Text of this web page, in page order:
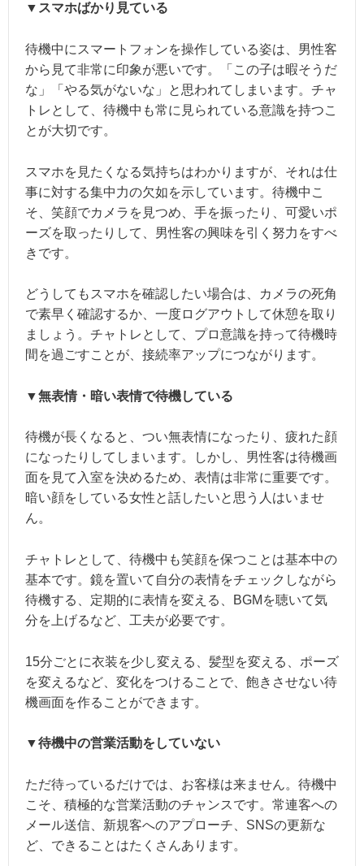
▼スマホばかり見ている
待機中にスマートフォンを操作している姿は、男性客
から見て非常に印象が悪いです。「この子は暇そうだ
な」「やる気がないな」と思われてしまいます。チャ
トレとして、待機中も常に見られている意識を持つこ
とが大切です。
スマホを見たくなる気持ちはわかりますが、それは仕
事に対する集中力の欠如を示しています。待機中こ
そ、笑顔でカメラを見つめ、手を振ったり、可愛いポ
ーズを取ったりして、男性客の興味を引く努力をすべ
きです。
どうしてもスマホを確認したい場合は、カメラの死角
で素早く確認するか、一度ログアウトして休憩を取り
ましょう。チャトレとして、プロ意識を持って待機時
間を過ごすことが、接続率アップにつながります。
▼無表情・暗い表情で待機している
待機が長くなると、つい無表情になったり、疲れた顔
になったりしてしまいます。しかし、男性客は待機画
面を見て入室を決めるため、表情は非常に重要です。
暗い顔をしている女性と話したいと思う人はいませ
ん。
チャトレとして、待機中も笑顔を保つことは基本中の
基本です。鏡を置いて自分の表情をチェックしながら
待機する、定期的に表情を変える、BGMを聴いて気
分を上げるなど、工夫が必要です。
15分ごとに衣装を少し変える、髪型を変える、ポーズ
を変えるなど、変化をつけることで、飽きさせない待
機画面を作ることができます。
▼待機中の営業活動をしていない
ただ待っているだけでは、お客様は来ません。待機中
こそ、積極的な営業活動のチャンスです。常連客への
メール送信、新規客へのアプローチ、SNSの更新な
ど、できることはたくさんあります。